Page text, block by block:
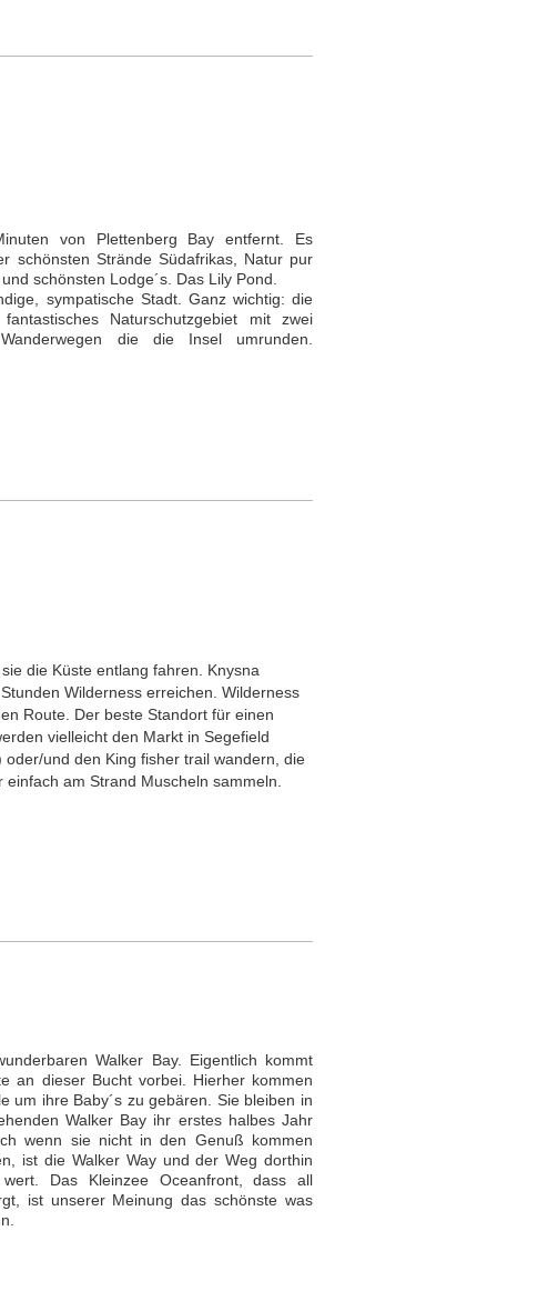
von Plettenberg Bay entfernt. Es
schönsten Strände Südafrikas, Natur pur
schönsten Lodge´s. Das Lily Pond.
sympatische Stadt. Ganz wichtig: die
Naturschutzgebiet mit zwei
die die Insel umrunden.
die Küste entlang fahren. Knysna
Wilderness erreichen. Wilderness
Route. Der beste Standort für einen
vielleicht den Markt in Segefield
oder/und den King fisher trail wandern, die
am Strand Muscheln sammeln.
Walker Bay. Eigentlich kommt
an dieser Bucht vorbei. Hierher kommen
um ihre Baby´s zu gebären. Sie bleiben in
Walker Bay ihr erstes halbes Jahr
wenn sie nicht in den Genuß kommen
ist die Walker Way und der Weg dorthin
Das Kleinzee Oceanfront, dass all
ist unserer Meinung das schönste was